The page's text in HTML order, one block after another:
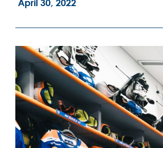
April 30, 2022